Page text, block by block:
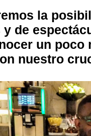
la
de
un poco
nuestro